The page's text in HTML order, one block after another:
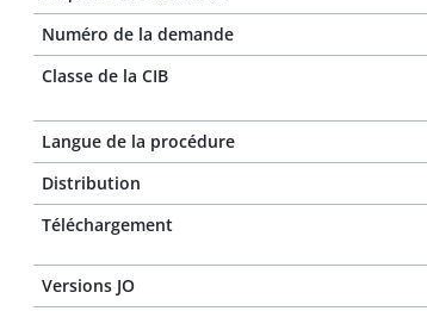
Numéro de la demande
Classe de la CIB
Langue de la procédure
Distribution
Téléchargement
Versions JO